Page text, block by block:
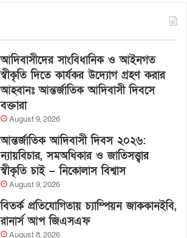
আদিবাসীদের সাংবিধানিক ও আইনগত
স্বীকৃতি দিতে কার্যকর উদ্যোগ গ্রহণ করার
আহবানঃ আন্তর্জাতিক আদিবাসী দিবসে
বক্তারা
August 9, 2026
আন্তর্জাতিক আদিবাসী দিবস ২০২৬:
ন্যায়বিচার, সমঅধিকার ও জাতিসত্ত্বার
স্বীকৃতি চাই – নিকোলাস বিশ্বাস
August 9, 2026
বিতর্ক প্রতিযোগিতায় চ্যাম্পিয়ন জাককানইবি,
রানার্স আপ জিএসএফ
August 8, 2026